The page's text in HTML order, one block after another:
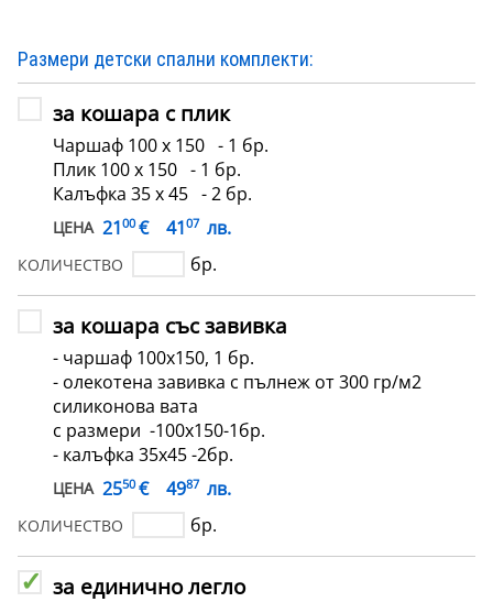
Размери детски спални комплекти:
за кошара с плик
Чаршаф 100 х 150 - 1 бр.
Плик 100 х 150 - 1 бр.
Калъфка 35 х 45 - 2 бр.
ЦЕНА 2100 € 4107 лв.
КОЛИЧЕСТВО бр.
за кошара със завивка
- чаршаф 100x150, 1 бр.
- олекотена завивка с пълнеж от 300 гр/м2
силиконова вата
с размери -100x150-1бр.
- калъфка 35х45 -2бр.
ЦЕНА 2550 € 4987 лв.
КОЛИЧЕСТВО бр.
за единично легло